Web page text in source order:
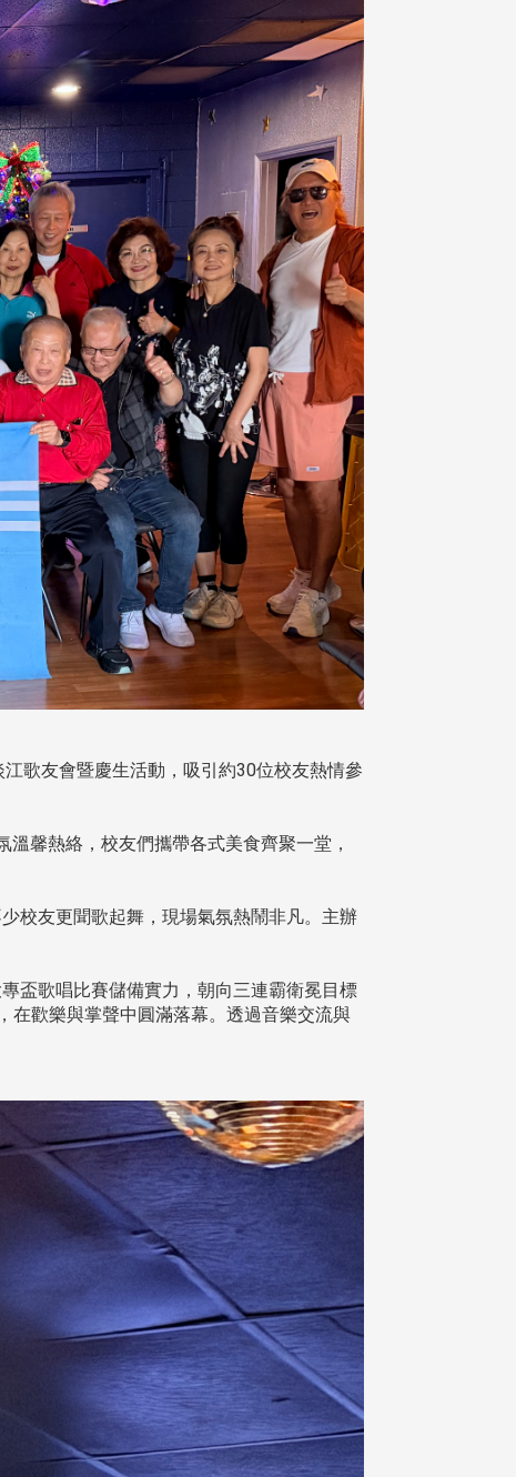
歌友會暨慶生活動，吸引約30位校友熱情參
馨熱絡，校友們攜帶各式美食齊聚一堂，
校友更聞歌起舞，現場氣氛熱鬧非凡。主辦
盃歌唱比賽儲備實力，朝向三連霸衛冕目標
在歡樂與掌聲中圓滿落幕。透過音樂交流與